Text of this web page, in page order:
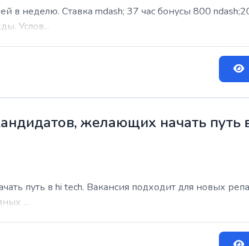
в неделю. Ставка mdash; 37 час бонусы 800
Услов...
желающих начать путь
путь в hi tech. Вакансия подходит для новых
...